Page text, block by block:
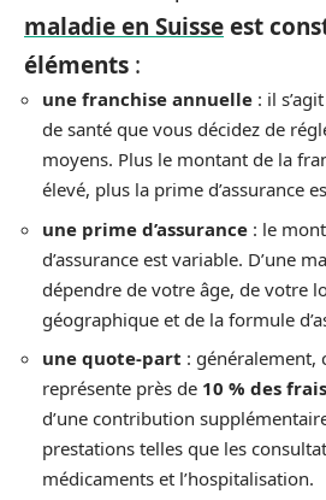
maladie en Suisseest
éléments :
une franchise annuelle : il
de santé que vous décidez de
moyens. Plus le montant de la
élevé, plus la prime d’assurance
une prime d’assurance : le
d’assurance est variable. D’une
dépendre de votre âge, de votre
géographique et de la formule
une quote-part : généralement,
représente près de 10 % des
d’une contribution
prestations telles que les
médicaments et l’hospitalisation.